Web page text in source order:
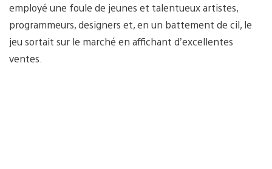
employé une foule de jeunes et talentueux artistes,
programmeurs, designers et, en un battement de cil, le
jeu sortait sur le marché en affichant d’excellentes
ventes.